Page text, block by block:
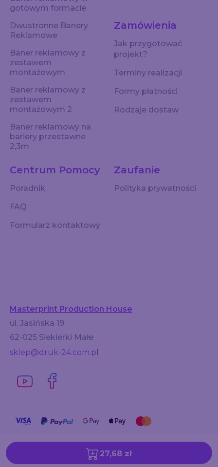
27,68 zł
gotowym formacie
Dwustronne Banery
Reklamowe
Baner reklamowy z
zestawem
montażowym
Baner reklamowy z
zestawem
montażowym 2
Baner reklamowy na
bariery przestawne
2,3m
Centrum Pomocy
Poradnik
FAQ
Formularz kontaktowy
Zaufanie
Polityka prywatności
Zamówienia
Jak przygotować
projekt?
Terminy realizacji
Formy płatności
Rodzaje dostaw
Masterprint Production House
ul. Jasińska 19
62-025 Siekierki Małe
sklep@druk-24.com.pl